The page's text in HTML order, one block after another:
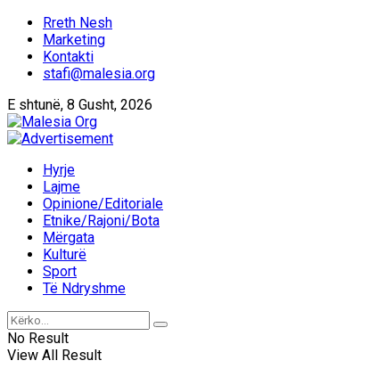
Rreth Nesh
Marketing
Kontakti
stafi@malesia.org
E shtunë, 8 Gusht, 2026
Hyrje
Lajme
Opinione/Editoriale
Etnike/Rajoni/Bota
Mërgata
Kulturë
Sport
Të Ndryshme
No Result
View All Result